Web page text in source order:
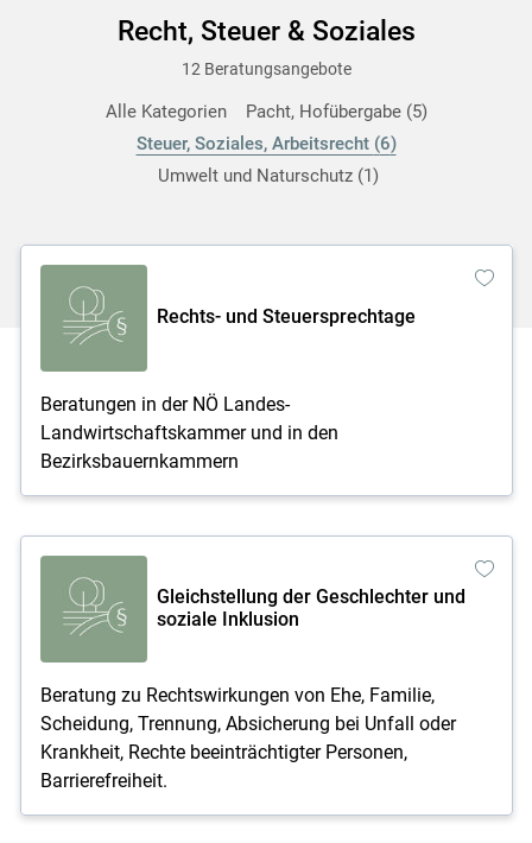
Recht, Steuer & Soziales
12 Beratungsangebote
Alle Kategorien Pacht, Hofübergabe 5
Steuer, Soziales, Arbeitsrecht 6
Umwelt und Naturschutz 1
Rechts- und Steuersprechtage
Beratungen in der NÖ Landes-
Landwirtschaftskammer und in den
Bezirksbauernkammern
Gleichstellung der Geschlechter und
soziale Inklusion
Beratung zu Rechtswirkungen von Ehe, Familie,
Scheidung, Trennung, Absicherung bei Unfall oder
Krankheit, Rechte beeinträchtigter Personen,
Barrierefreiheit.